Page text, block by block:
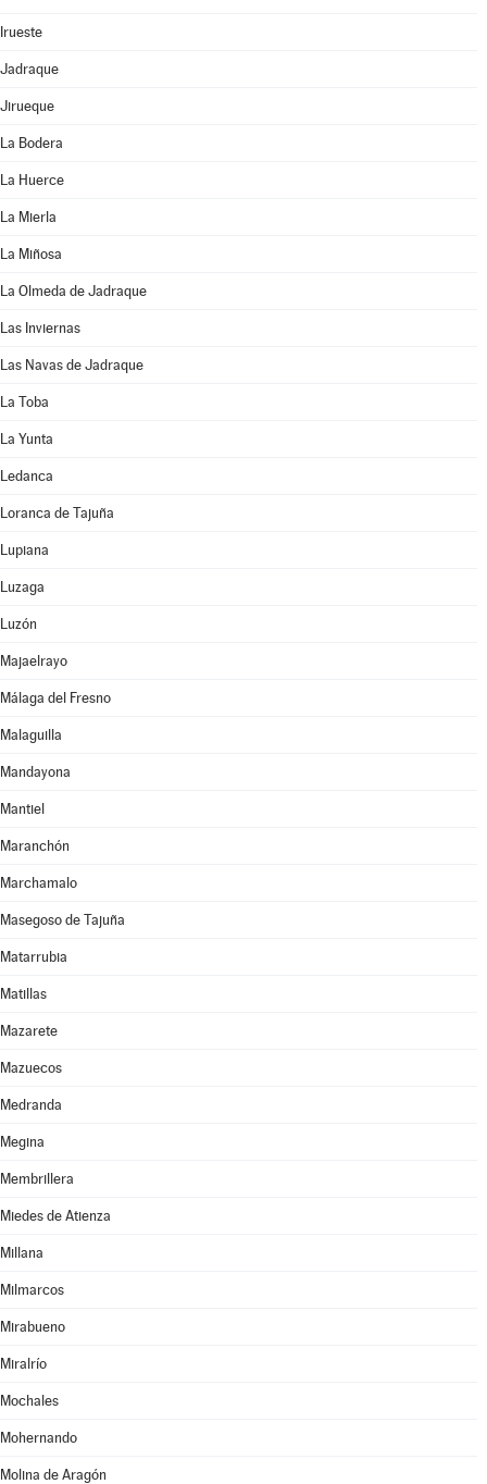
Irueste
Jadraque
Jirueque
La Bodera
La Huerce
La Mierla
La Miñosa
La Olmeda de Jadraque
Las Inviernas
Las Navas de Jadraque
La Toba
La Yunta
Ledanca
Loranca de Tajuña
Lupiana
Luzaga
Luzón
Majaelrayo
Málaga del Fresno
Malaguilla
Mandayona
Mantiel
Maranchón
Marchamalo
Masegoso de Tajuña
Matarrubia
Matillas
Mazarete
Mazuecos
Medranda
Megina
Membrillera
Miedes de Atienza
Millana
Milmarcos
Mirabueno
Miralrío
Mochales
Mohernando
Molina de Aragón